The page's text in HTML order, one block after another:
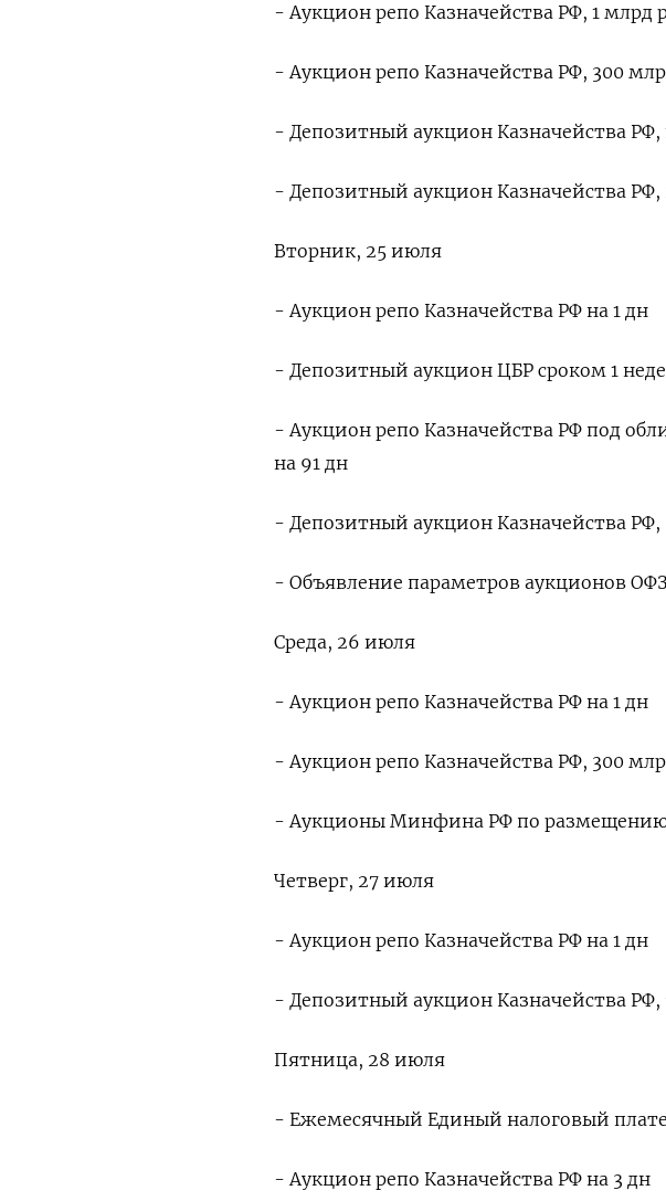
- Аукцион репо Казначейства РФ, 1 млрд
- Аукцион репо Казначейства РФ, 300
- Депозитный аукцион Казначейства
- Депозитный аукцион Казначейства
Вторник, 25 июля
- Аукцион репо Казначейства РФ на 1 дн
- Депозитный аукцион ЦБР сроком 1
- Аукцион репо Казначейства РФ под
на 91 дн
- Депозитный аукцион Казначейства РФ,
- Объявление параметров аукционов
Среда, 26 июля
- Аукцион репо Казначейства РФ на 1 дн
- Аукцион репо Казначейства РФ, 300
- Аукционы Минфина РФ по
Четверг, 27 июля
- Аукцион репо Казначейства РФ на 1 дн
- Депозитный аукцион Казначейства
Пятница, 28 июля
- Ежемесячный Единый налоговый
- Аукцион репо Казначейства РФ на 3 дн